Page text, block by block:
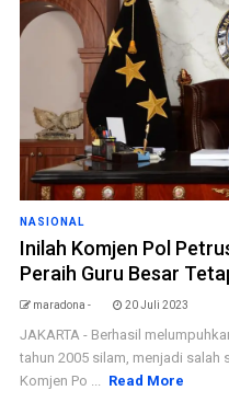
NASIONAL
Inilah Komjen Pol
Peraih Guru Besar
maradona - 20 Juli 2023
JAKARTA - Berhasil
tahun 2005 silam, menjadi salah
Komjen Po ... Read More